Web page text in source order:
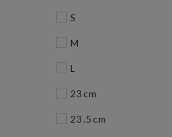
S
M
L
23cm
23.5cm